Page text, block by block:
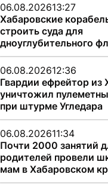
06.08.202613:27
Хабаровские
строить суда для
дноуглубительного
06.08.202612:36
Гвардии ефрейтор из
уничтожил
при штурме Угледара
06.08.202611:34
Почти 2000 занятий
родителей провели
мам в Хабаровском